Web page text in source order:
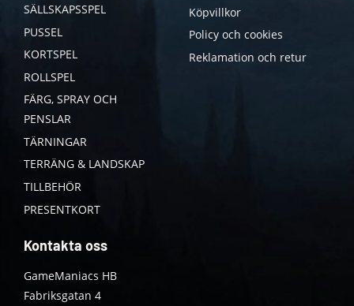
SÄLLSKAPSSPEL
PUSSEL
KORTSPEL
ROLLSPEL
FÄRG, SPRAY OCH
PENSLAR
TÄRNINGAR
TERRÄNG & LANDSKAP
TILLBEHÖR
PRESENTKORT
Köpvillkor
Policy och cookies
Reklamation och retur
Kontakta oss
GameManiacs HB
Fabriksgatan 4